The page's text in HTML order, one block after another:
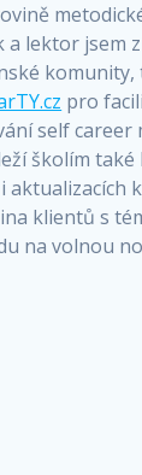
lektor jsem
pro
self career
školím
aktualizacích
klientů s
na volnou